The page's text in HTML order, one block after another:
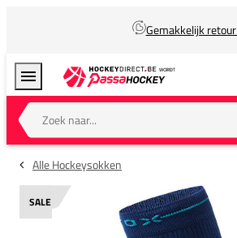
Gemakkelijk
Zoek naar...
Alle Hockeysokken
SALE